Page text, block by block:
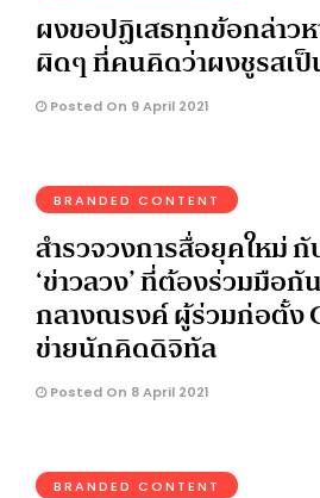
ผงขอปฏิเสธทุกข้อกล่าวห
ผิดๆ ที่คนคิดว่าผงชูรสเ
Posted On 9 April 2021
BRANDED CONTENT
สำรวจวงการสื่อยุคใหม่
‘ข่าวลวง’ ที่ต้องร่วมมื
กลางณรงค์ ผู้ร่วมก่อตั้ง
ข่ายนักคิดดิจิทัล
Posted On 8 April 2021
BRANDED CONTENT